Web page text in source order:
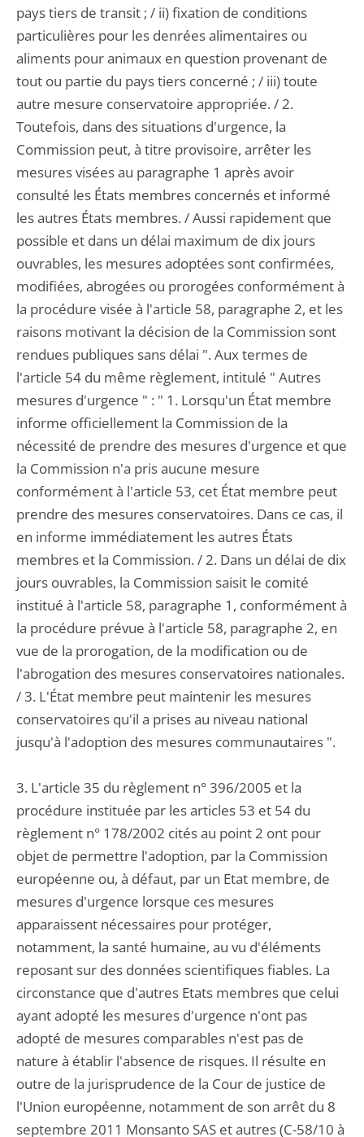
pays tiers de transit ; / ii) fixation de conditions
particulières pour les denrées alimentaires ou
aliments pour animaux en question provenant de
tout ou partie du pays tiers concerné ; / iii) toute
autre mesure conservatoire appropriée. / 2.
Toutefois, dans des situations d'urgence, la
Commission peut, à titre provisoire, arrêter les
mesures visées au paragraphe 1 après avoir
consulté les États membres concernés et informé
les autres États membres. / Aussi rapidement que
possible et dans un délai maximum de dix jours
ouvrables, les mesures adoptées sont confirmées,
modifiées, abrogées ou prorogées conformément à
la procédure visée à l'article 58, paragraphe 2, et les
raisons motivant la décision de la Commission sont
rendues publiques sans délai ". Aux termes de
l'article 54 du même règlement, intitulé " Autres
mesures d'urgence " : " 1. Lorsqu'un État membre
informe officiellement la Commission de la
nécessité de prendre des mesures d'urgence et que
la Commission n'a pris aucune mesure
conformément à l'article 53, cet État membre peut
prendre des mesures conservatoires. Dans ce cas, il
en informe immédiatement les autres États
membres et la Commission. / 2. Dans un délai de dix
jours ouvrables, la Commission saisit le comité
institué à l'article 58, paragraphe 1, conformément à
la procédure prévue à l'article 58, paragraphe 2, en
vue de la prorogation, de la modification ou de
l'abrogation des mesures conservatoires nationales.
/ 3. L'État membre peut maintenir les mesures
conservatoires qu'il a prises au niveau national
jusqu'à l'adoption des mesures communautaires ".
3. L'article 35 du règlement n° 396/2005 et la
procédure instituée par les articles 53 et 54 du
règlement n° 178/2002 cités au point 2 ont pour
objet de permettre l'adoption, par la Commission
européenne ou, à défaut, par un Etat membre, de
mesures d'urgence lorsque ces mesures
apparaissent nécessaires pour protéger,
notamment, la santé humaine, au vu d'éléments
reposant sur des données scientifiques fiables. La
circonstance que d'autres Etats membres que celui
ayant adopté les mesures d'urgence n'ont pas
adopté de mesures comparables n'est pas de
nature à établir l'absence de risques. Il résulte en
outre de la jurisprudence de la Cour de justice de
l'Union européenne, notamment de son arrêt du 8
septembre 2011 Monsanto SAS et autres (C-58/10 à